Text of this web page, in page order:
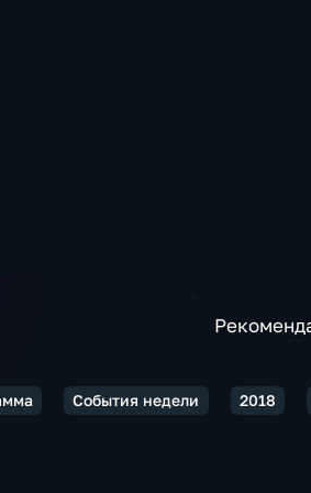
События недели 2018